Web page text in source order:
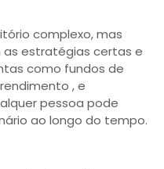
complexo, mas
estratégias certas e
como fundos de
, e
pessoa pode
ao longo do tempo.